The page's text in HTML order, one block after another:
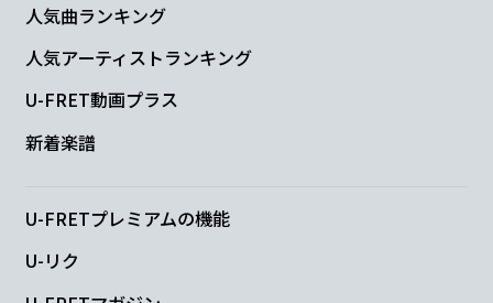
人気曲ランキング
人気アーティストランキング
U-FRET動画プラス
新着楽譜
U-FRETプレミアムの機能
U-リク